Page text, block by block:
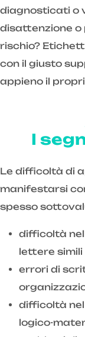
diagnosticati o
disattenzione o
rischio?
con il giusto
appieno il
I
Le difficoltà di
manifestarsi
spesso
difficoltà
lettere simili
errori di
difficoltà nel
logico-